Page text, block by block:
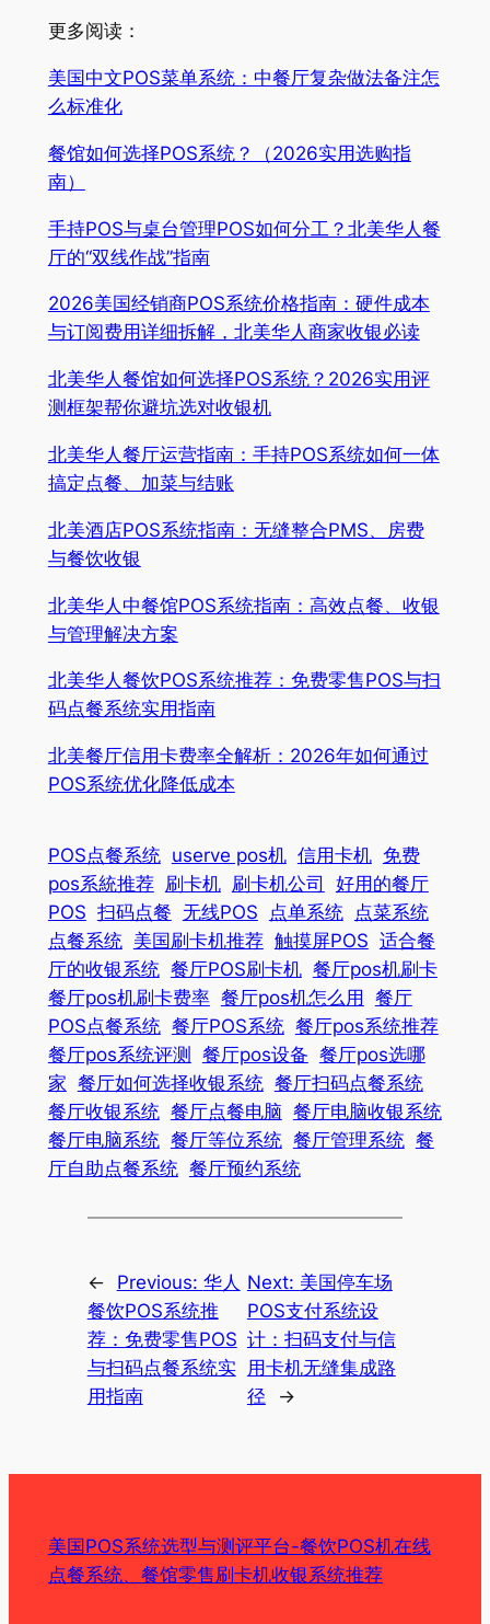
更多阅读：
美国中文POS菜单系统：中餐厅复杂做法备注怎
么标准化
餐馆如何选择POS系统？（2026实用选购指
南）
手持POS与桌台管理POS如何分工？北美华人餐
厅的“双线作战”指南
2026美国经销商POS系统价格指南：硬件成本
与订阅费用详细拆解，北美华人商家收银必读
北美华人餐馆如何选择POS系统？2026实用评
测框架帮你避坑选对收银机
北美华人餐厅运营指南：手持POS系统如何一体
搞定点餐、加菜与结账
北美酒店POS系统指南：无缝整合PMS、房费
与餐饮收银
北美华人中餐馆POS系统指南：高效点餐、收银
与管理解决方案
北美华人餐饮POS系统推荐：免费零售POS与扫
码点餐系统实用指南
北美餐厅信用卡费率全解析：2026年如何通过
POS系统优化降低成本
POS点餐系统 userve pos机 信用卡机 免费
pos系統推荐 刷卡机 刷卡机公司
好用的餐厅
POS 扫码点餐 无线POS 点单系统
点菜系统
点餐系统 美国刷卡机推荐 触摸屏POS 适合餐
厅的收银系统 餐厅POS刷卡机 餐厅pos机刷卡
餐厅pos机刷卡费率 餐厅pos机怎么用
餐厅
POS点餐系统 餐厅POS系统 餐厅pos系统推荐
餐厅pos系统评测
餐厅pos设备 餐厅pos选哪
家 餐厅如何选择收银系统 餐厅扫码点餐系统
餐厅收银系统 餐厅点餐电脑 餐厅电脑收银系统
餐厅电脑系统 餐厅等位系统 餐厅管理系统 餐
厅自助点餐系统 餐厅预约系统
← Previous: 华人
餐饮POS系统推
荐：免费零售POS
与扫码点餐系统实
用指南
Next: 美国停车场
POS支付系统设
计：扫码支付与信
用卡机无缝集成路
径
→
美国POS系统选型与测评平台-餐饮POS机在线
点餐系统、餐馆零售刷卡机收银系统推荐